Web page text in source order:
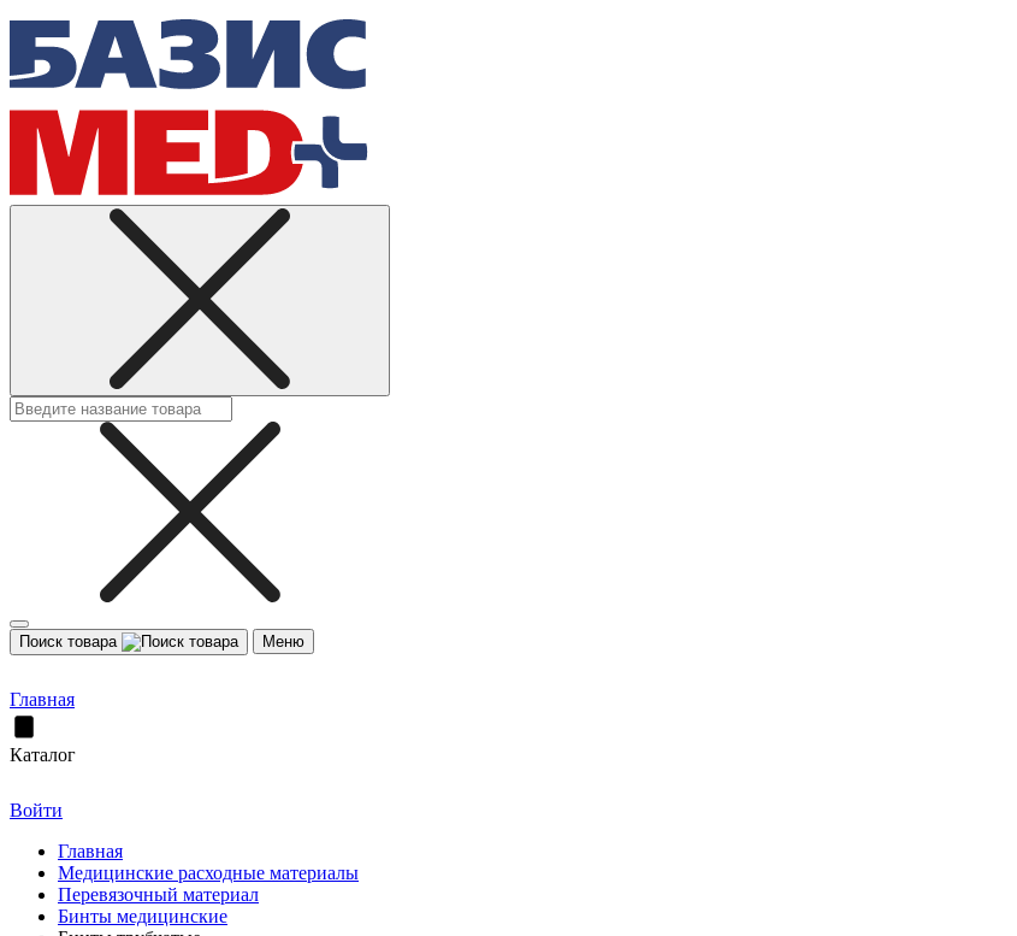
Поиск товара Меню
Главная
Каталог
Войти
Главная
Медицинские расходные материалы
Перевязочный материал
Бинты медицинские